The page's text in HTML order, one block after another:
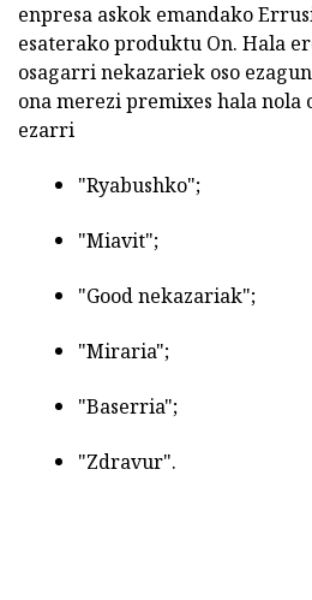
enpresa askok emandako
esaterako produktu On. Hala
osagarri nekazariek oso
ona merezi premixes hala nola
ezarri
"Ryabushko";
"Miavit";
"Good nekazariak";
"Miraria";
"Baserria";
"Zdravur".